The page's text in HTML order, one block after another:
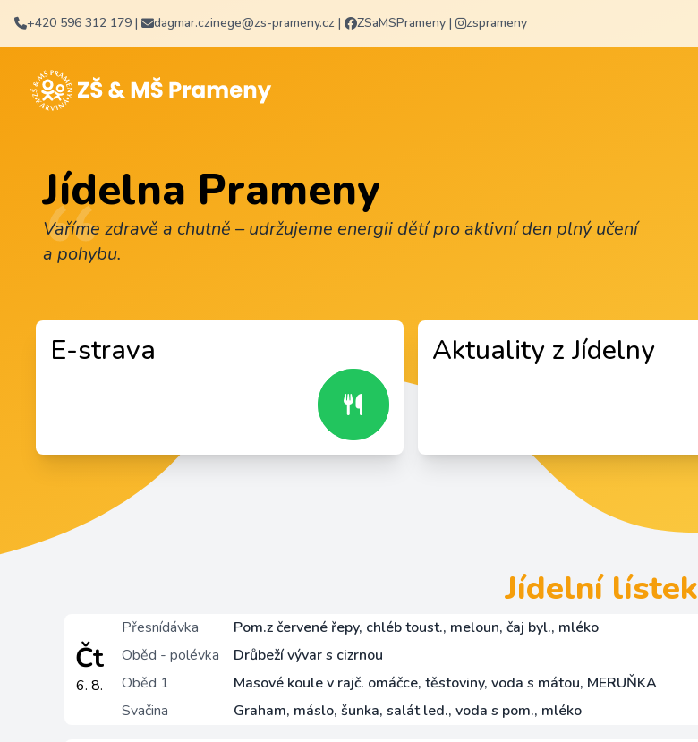
+420 596 312 179 | dagmar.czinege@zs-prameny.cz | ZSaMSPrameny | zsprameny
Jídelna Prameny
Vaříme zdravě a chutně – udržujeme energii dětí pro aktivní den plný učení
a pohybu.
E-strava Aktuality z Jídelny
Jídelní lístek
Čt
6. 8.
Přesnídávka Pom.z červené řepy, chléb toust., meloun, čaj byl., mléko
Oběd - polévka Drůbeží vývar s cizrnou
Oběd 1 Masové koule v rajč. omáčce, těstoviny, voda s mátou, MERUŇKA
Svačina Graham, máslo, šunka, salát led., voda s pom., mléko